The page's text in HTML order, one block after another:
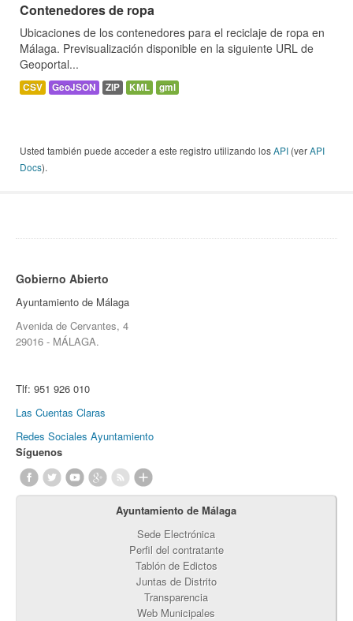
Contenedores de ropa
Ubicaciones de los contenedores para el reciclaje de ropa en
Málaga. Previsualización disponible en la siguiente URL de
Geoportal...
CSV GeoJSON ZIP KML gml
Usted también puede acceder a este registro utilizando losAPI (verAPI
Docs).
Gobierno Abierto
Ayuntamiento de Málaga
Avenida de Cervantes, 4
29016 - MÁLAGA.
Tlf: 951 926 010
Las Cuentas Claras
Redes Sociales Ayuntamiento
Síguenos
Ayuntamiento de Málaga
Sede Electrónica
Perfil del contratante
Tablón de Edictos
Juntas de Distrito
Transparencia
Web Municipales